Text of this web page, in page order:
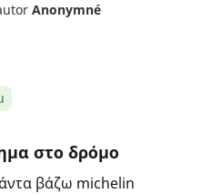
Anonymné
στο δρόμο
βάζω michelin